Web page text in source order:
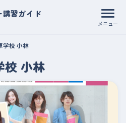
講習ガイド
メニュー
学校 小林
校 小林